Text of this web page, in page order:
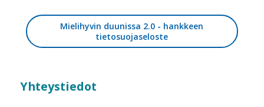
Mielihyvin duunissa 2.0 - hankkeen
tietosuojaseloste
Yhteystiedot